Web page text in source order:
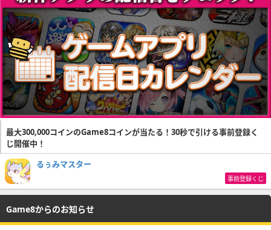
最大300,000コインのGame8コインが当たる！30秒で引ける事前登録く
じ開催中！
るぅみマスター
事前登録くじ
Game8からのお知らせ